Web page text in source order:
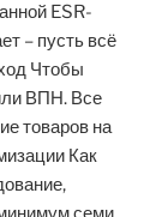
ESR-
– пусть всё
Чтобы
ВПН. Все
товаров на
Как